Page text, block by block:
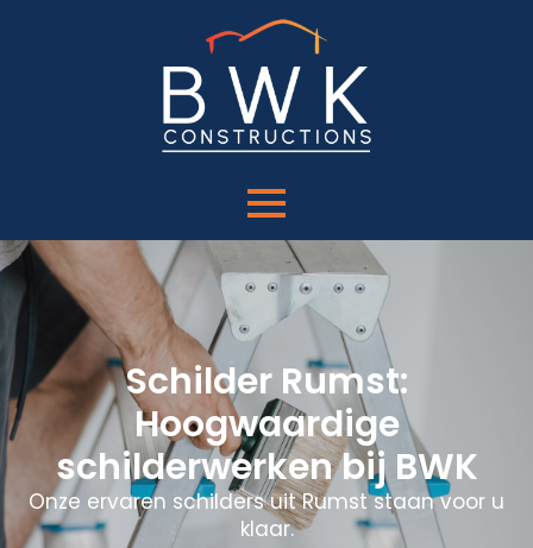
Schilder Rumst:
Hoogwaardige
schilderwerken bij BWK
Onze ervaren schilders uit Rumst staan voor u
klaar.